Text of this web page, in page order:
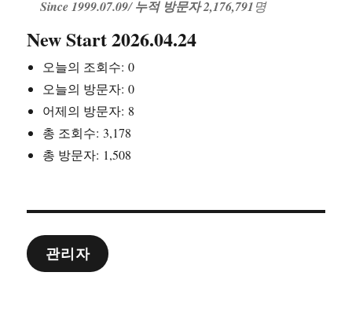
Since 1999.07.09/누적 방문자 2,176,791명
New Start 2026.04.24
오늘의 조회수:0
오늘의 방문자:0
어제의 방문자: 8
총 조회수: 3,178
총 방문자: 1,508
관리자